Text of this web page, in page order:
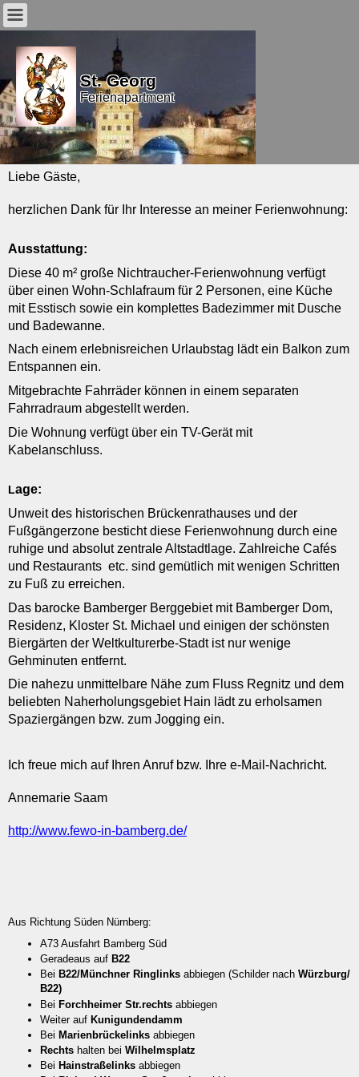
St. Georg
Ferienapartment
Liebe Gäste,
herzlichen Dank für Ihr Interesse an meiner Ferienwohnung:
Ausstattung:
Diese 40 m² große Nichtraucher-Ferienwohnung verfügt
über einen Wohn-Schlafraum für 2 Personen, eine Küche
mit Esstisch sowie ein komplettes Badezimmer mit Dusche
und Badewanne.
Nach einem erlebnisreichen Urlaubstag lädt ein Balkon zum
Entspannen ein.
Mitgebrachte Fahrräder können in einem separaten
Fahrradraum abgestellt werden.
Die Wohnung verfügt über ein TV-Gerät mit
Kabelanschluss.
Lage:
Unweit des historischen Brückenrathauses und der
Fußgängerzone besticht diese Ferienwohnung durch eine
ruhige und absolut zentrale Altstadtlage. Zahlreiche Cafés
und Restaurants etc. sind gemütlich mit wenigen Schritten
zu Fuß zu erreichen.
Das barocke Bamberger Berggebiet mit Bamberger Dom,
Residenz, Kloster St. Michael und einigen der schönsten
Biergärten der Weltkulturerbe-Stadt ist nur wenige
Gehminuten entfernt.
Die nahezu unmittelbare Nähe zum Fluss Regnitz und dem
beliebten Naherholungsgebiet Hain lädt zu erholsamen
Spaziergängen bzw. zum Jogging ein.
Ich freue mich auf Ihren Anruf bzw. Ihre e-Mail-Nachricht.
Annemarie Saam
http://www.fewo-in-bamberg.de/
Aus Richtung Süden Nürnberg:
A73 Ausfahrt Bamberg Süd
Geradeaus auf B22
Bei B22/Münchner Ring links abbiegen (Schilder nach Würzburg/
B22)
Bei Forchheimer Str.rechts abbiegen
Weiter auf Kunigundendamm
Bei Marienbrücke links abbiegen
Rechts halten bei Wilhelmsplatz
Bei Hainstraße links abbiegen